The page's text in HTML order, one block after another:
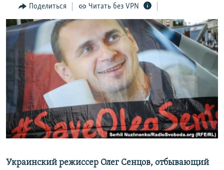
поискуИНФОГРАФИКА
ТЕЛЕПРОЕКТ КРЫМ.РЕАЛИИ
СОВЕТЫ ПРАВОЗАЩИТНИКОВ
ПРОПАВШИЕ БЕЗ ВЕСТИ
ПОБЕДИТЕЛЕЙ НЕ СУДЯТ?
КРЫМ.НЕПОКОРЕННЫЙ
ELIFBE
УКРАИНСКАЯ ПРОБЛЕМА КРЫМА
КАК ОБОЙТИ БЛОКИРОВКУ
Українською
Qırımtatar
ПРИСОЕДИНЯЙТЕСЬ!
Поделиться Читать без VPN
Украинский режиссер Олег Сенцов, отбывающий